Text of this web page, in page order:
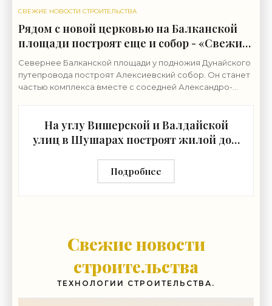
СВЕЖИЕ НОВОСТИ СТРОИТЕЛЬСТВА
Рядом с новой церковью на Балканской
площади построят еще и собор - «Свежие
новости строительства»
Севернее Балканской площади у подножия Дунайского
путепровода построят Алексиевский собор. Он станет
частью комплекса вместе с соседней Александро-
На углу Вишерской и Валдайской
улиц в Шушарах построят жилой дом
Подробнее
Свежие новости
строительства
ТЕХНОЛОГИИ СТРОИТЕЛЬСТВА.